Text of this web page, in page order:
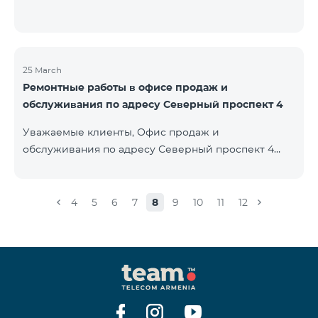
25 March
Ремонтные работы в офисе продаж и
обслуживания по адресу Северный проспект 4
Уважаемые клиенты, Офис продаж и
обслуживания по адресу Северный проспект 4
извинения за причиненные неудобства. По
Воскр. 09:00-24:00) 900 м., 12 минут ходьбы Абовяна
21 Пон-Воскр. 09:00-24:00) 700 м. 10 минут ходьбы
Вы можете ознакомиться с адресами и рабочими
графиками всех офисов продаж и обсл
4 5 6 7 8 9 10 11 12